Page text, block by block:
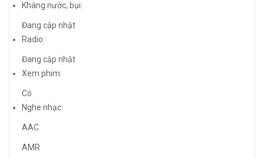
Kháng nước, bụi:
Đang cập nhật
Radio:
Đang cập nhật
Xem phim:
Có
Nghe nhạc:
AAC
AMR